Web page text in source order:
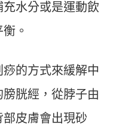
水分或是運動飲
。
的方式來緩解中
胱經，從脖子由
部皮膚會出現砂